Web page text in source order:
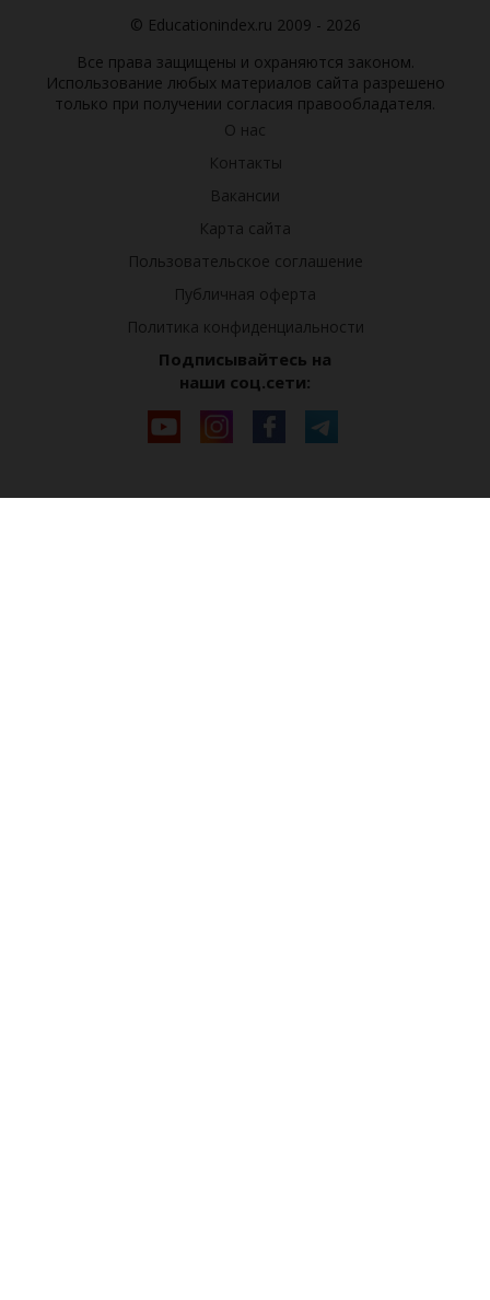
© Educationindex.ru 2009 - 2026
Все права защищены и охраняются законом.
Использование любых материалов сайта разрешено
только при получении согласия правообладателя.
О нас
Контакты
Вакансии
Карта сайта
Пользовательское соглашение
Публичная оферта
Политика конфиденциальности
Подписывайтесь на
наши соц.сети: